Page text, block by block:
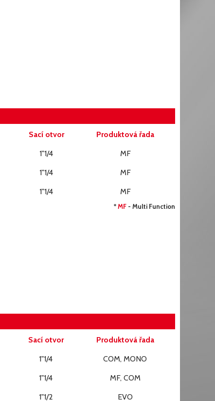
Sací otvor Produktová řada
1"1/4 MF
1"1/4 MF
1"1/4 MF
*MF - Multi Function
Sací otvor Produktová řada
1"1/4 COM, MONO
1"1/4 MF, COM
1"1/2 EVO